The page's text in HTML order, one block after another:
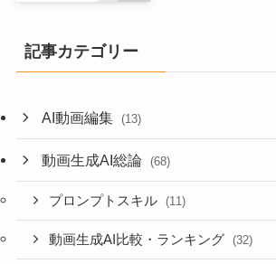
記事カテゴリー
AI動画編集 (13)
動画生成AI総論 (68)
プロンプトスキル (11)
動画生成AI比較・ランキング (32)